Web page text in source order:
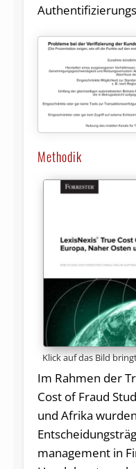
Methodik
Klick auf das Bild
Im Rahmen der
Cost of Fraud
und Afrika
management in